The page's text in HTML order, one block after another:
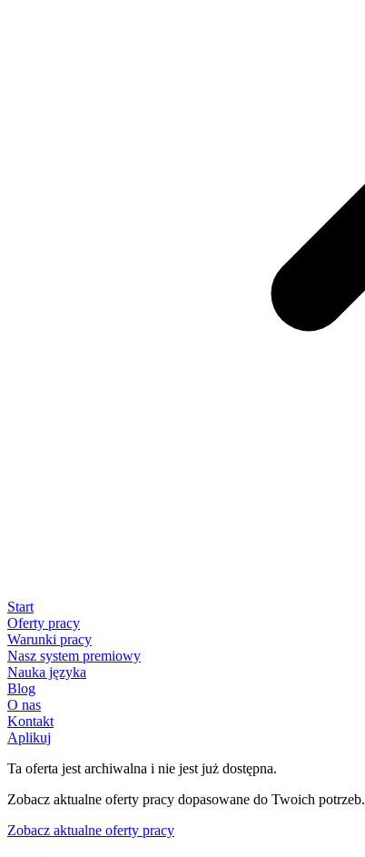
Start
Oferty pracy
Warunki pracy
Nasz system premiowy
Nauka języka
Blog
O nas
Kontakt
Aplikuj
Ta oferta jest archiwalna i nie jest już dostępna.
Zobacz aktualne oferty pracy dopasowane do Twoich potrzeb.
Zobacz aktualne oferty pracy